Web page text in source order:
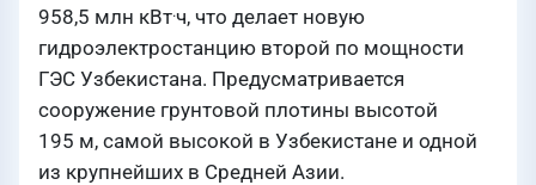
958,5 млн кВт.ч, что делает новую
гидроэлектростанцию второй по мощности
ГЭС Узбекистана. Предусматривается
сооружение грунтовой плотины высотой
195 м, самой высокой в Узбекистане и одной
из крупнейших в Средней Азии.